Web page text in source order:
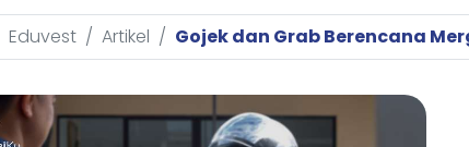
Eduvest Artikel Gojek dan Grab Berencana